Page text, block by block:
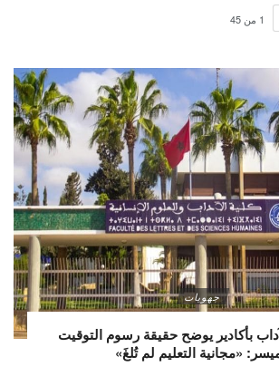
1 من 45
جهويات
بأكادير يوضح حقيقة رسوم التوقيت
«مجانية التعليم لم تُلغَ»